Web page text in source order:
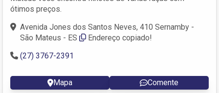
ótimos preços.
Avenida Jones dos Santos Neves, 410 Sernamby -
São Mateus - ES
Endereço copiado!
(27) 3767-2391
Mapa Comente